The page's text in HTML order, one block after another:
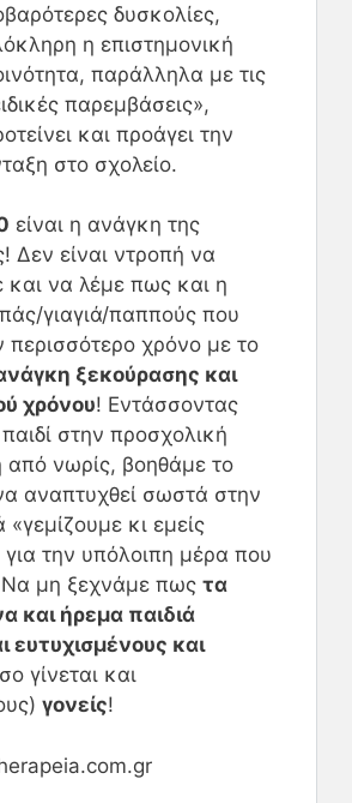
δυσκολίες,
η επιστημονική
παράλληλα με τις
παρεμβάσεις»,
και προάγει την
στο σχολείο.
είναι η ανάγκη της
Δεν είναι ντροπή να
και να λέμε πως και η
γιαγιά/παππούς που
περισσότερο χρόνο με το
ξεκούρασης και
χρόνου! Εντάσσοντας
στην προσχολική
από νωρίς, βοηθάμε το
αναπτυχθεί σωστά στην
κι εμείς
για την υπόλοιπη μέρα που
Να μη ξεχνάμε πως τα
και ήρεμα παιδιά
ευτυχισμένους και
γίνεται και
γονείς!